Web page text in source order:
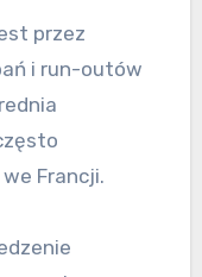
przez
i run-outów
Francji.